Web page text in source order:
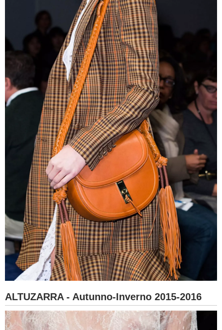
ALTUZARRA - Autunno-Inverno 2015-2016